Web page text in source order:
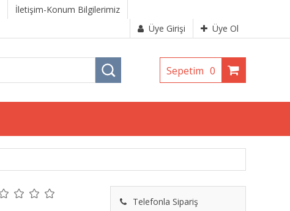
İletişim-Konum Bilgilerimiz
Üye Girişi
Üye Ol
Sepetim 0
Telefonla Sipariş